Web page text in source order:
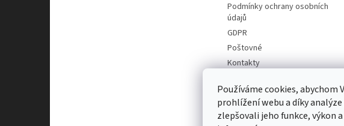
Používáme cookies, abychom
prohlížení webu a díky
zlepšovali jeho funkce, výkon
Podmínky ochrany osobních
údajů
GDPR
Poštovné
Kontakty